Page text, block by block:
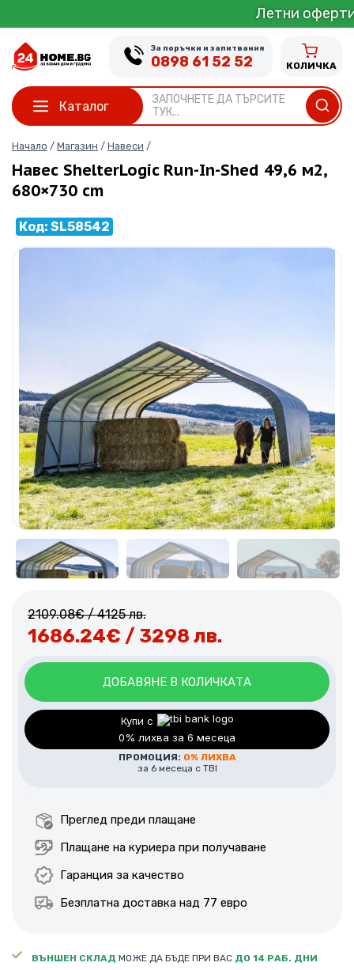
to
content
Летни оферти от 1 до 31
Каталог
ЗАПОЧНЕТЕ ДА ТЪРСИТЕ
ТУК...
За поръчки и запитвания
0898 61 52 52 КОЛИЧКА
Навес ShelterLogic Run-In-Shed 49,6 м2,
680×730 cm
Начало / Магазин / Навеси /
Код: SL58542
ВЪНШЕН СКЛАД МОЖЕ ДА БЪДЕ ПРИ ВАС ДО 14 РАБ. ДНИ
2109.08€/ 4125 лв.
1686.24€ / 3298 лв.
ДОБАВЯНЕ В КОЛИЧКАТА
Купи с
0% лихва за 6 месеца
ПРОМОЦИЯ: 0% ЛИХВА
за 6 месеца с TBI
Преглед преди плащане
Плащане на куриера при получаване
Гаранция за качество
Безплатна доставка над 77 евро